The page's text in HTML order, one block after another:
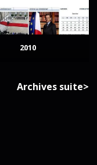
2010
Archives suite>